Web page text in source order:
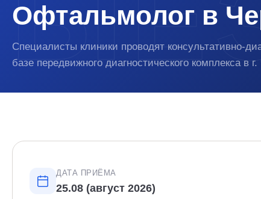
Офтальмолог в
Специалисты клиники проводят консультативно-
базе передвижного диагностического комплекса в
ДАТА ПРИЁМА
25.08 (август 2026)